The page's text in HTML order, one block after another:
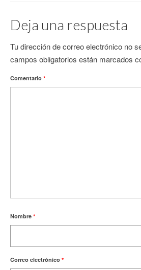
Deja una respuesta
Tu dirección de correo electrónico no
campos obligatorios están marcados
Comentario *
Nombre *
Correo electrónico *